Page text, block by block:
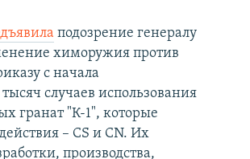
подозрение генералу
химоружия против
с начала
случаев использования
гранат "К-1", которые
– CS и CN. Их
производства,